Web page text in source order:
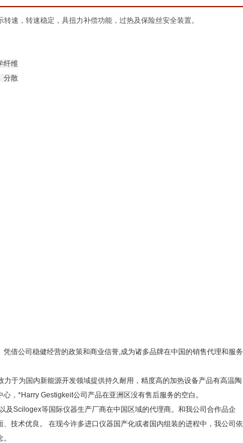
速，转速稳定，具扭力补偿功能，过热及保险丝安全装置。
纤维
分散
借公司稳健经营的政策和商业信誉,成为诸多品牌在中国的销售代理和服务
于为国内新能源开发领域提供持久耐用，精度高的加热设备产品有高温陶
，*Harry Gestigkeit公司产品在亚洲区没有售后服务的空白。
Scilogex等国际仪器生产厂商在中国区域的代理商。和我公司合作品企
技术优良。 在现今许多进口仪器国产化或者国内组装的进程中，我公司依